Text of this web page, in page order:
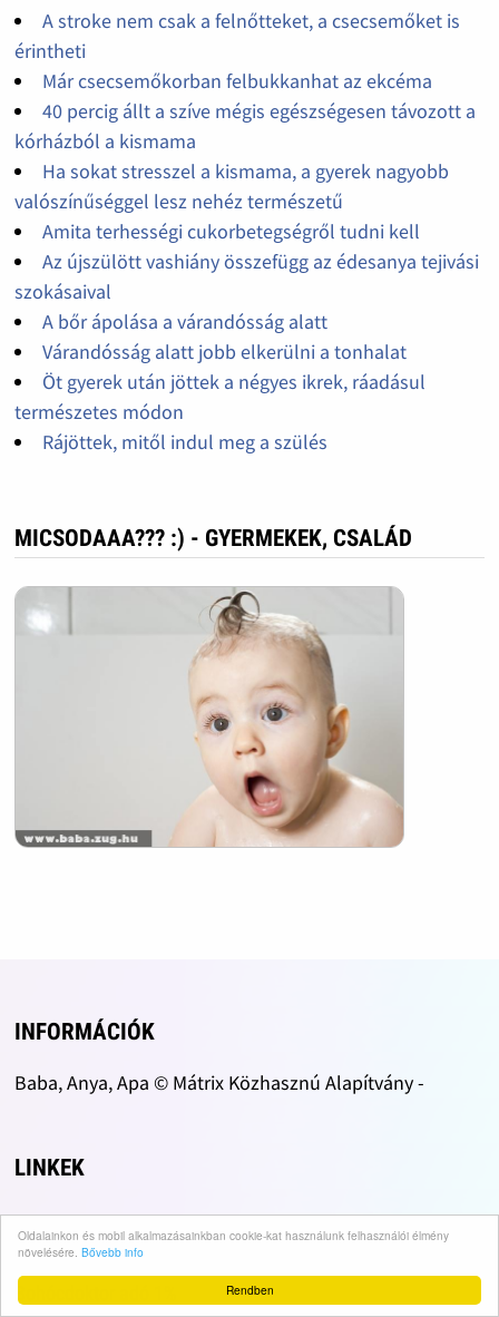
Rendben
Oldalainkon és mobil alkalmazásainkban cookie-kat használunk felhasználói élmény
növelésére. Bővebb info
A stroke nem csak a felnőtteket, a csecsemőket is
érintheti
Már csecsemőkorban felbukkanhat az ekcéma
40 percig állt a szíve mégis egészségesen távozott a
kórházból a kismama
Ha sokat stresszel a kismama, a gyerek nagyobb
valószínűséggel lesz nehéz természetű
Amita terhességi cukorbetegségről tudni kell
Az újszülött vashiány összefügg az édesanya tejivási
szokásaival
A bőr ápolása a várandósság alatt
Várandósság alatt jobb elkerülni a tonhalat
Öt gyerek után jöttek a négyes ikrek, ráadásul
természetes módon
Rájöttek, mitől indul meg a szülés
MICSODAAA??? :) - GYERMEKEK, CSALÁD
INFORMÁCIÓK
Baba, Anya, Apa © Mátrix Közhasznú Alapítvány -
LINKEK
Adó 1% Infók
Szja 1+1 felajánlás